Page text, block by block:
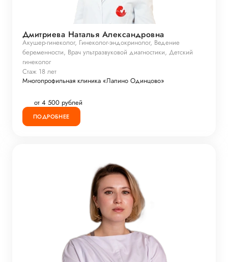
Дмитриева Наталья Александровна
Акушер-гинеколог, Гинеколог-эндокринолог, Ведение
беременности, Врач ультразвуковой диагностики, Детский
гинеколог
Стаж 18 лет
Многопрофильная клиника «Лапино Одинцово»
от 4 500 рублей
ПОДРОБНЕЕ